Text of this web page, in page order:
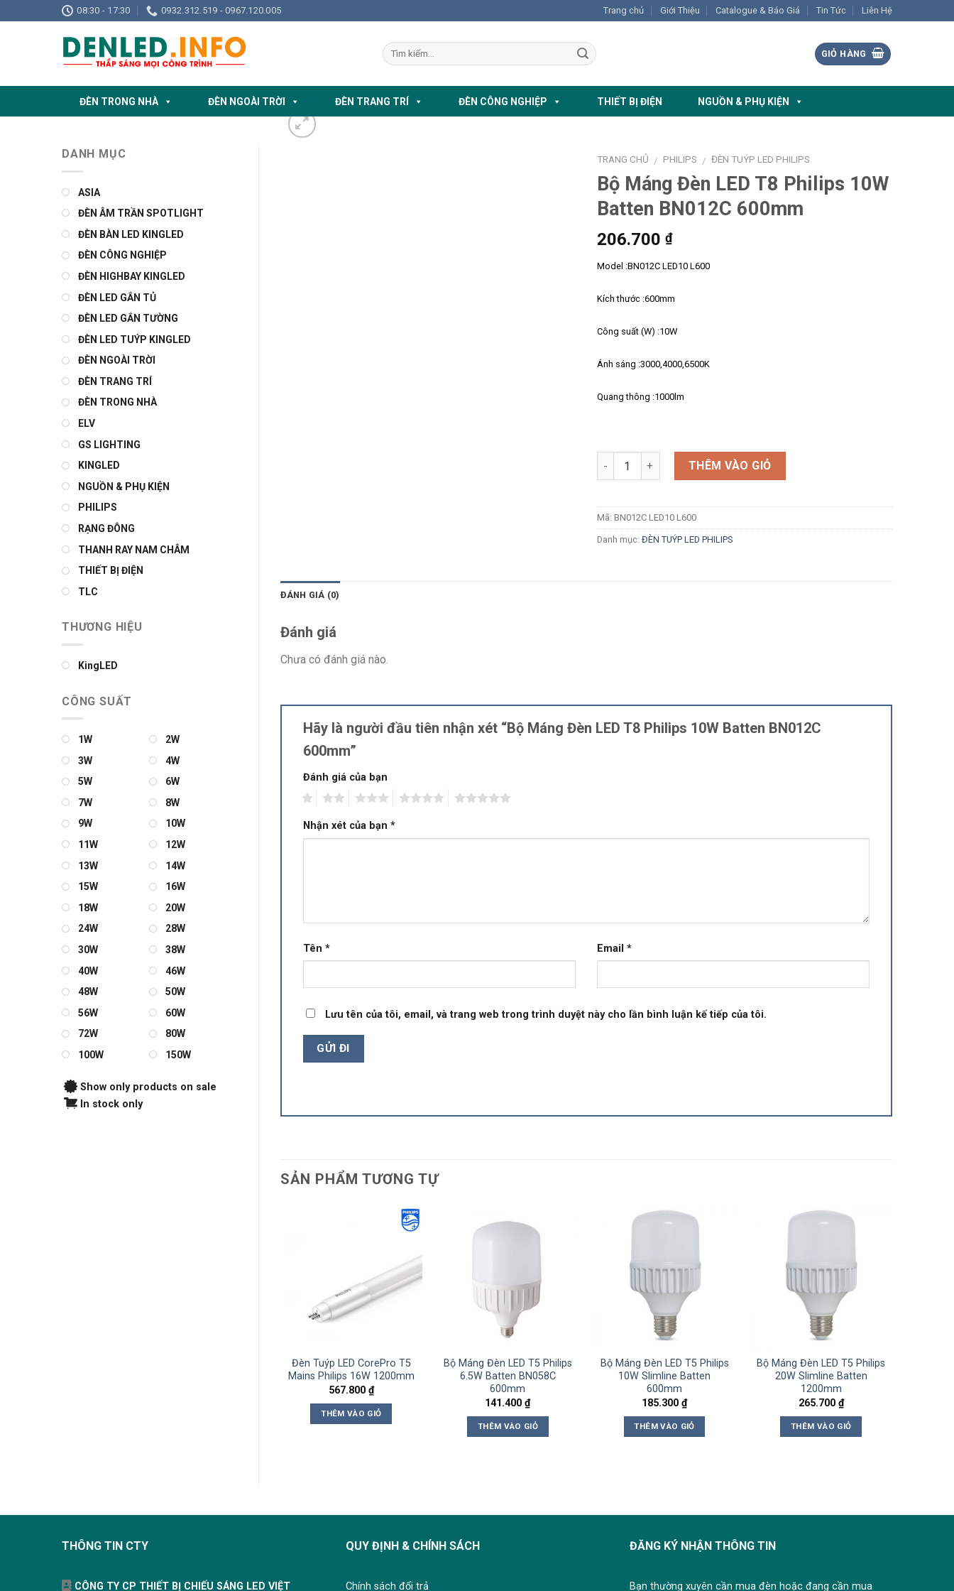
to
08:30 - 17:30 0932.312.519 - 0967.120.005 Trang chủ Giới Thiệu Catalogue & Báo Giá Tin Tức Liên Hệ
GIỎ HÀNG
ĐÈN TRONG NHÀ ĐÈN NGOÀI TRỜI ĐÈN TRANG TRÍ ĐÈN CÔNG NGHIỆP THIẾT BỊ ĐIỆN NGUỒN & PHỤ KIỆN
TRANG CHỦ / PHILIPS / ĐÈN TUÝP LED PHILIPS
Bộ Máng Đèn LED T8 Philips 10W
Batten BN012C 600mm
206.700 ₫
Model :BN012C LED10 L600
Kích thước :600mm
Công suất (W) :10W
Ánh sáng :3000,4000,6500K
Quang thông :1000lm
Số lượng THÊM VÀO GIỎ
Mã: BN012C LED10 L600
Danh mục: ĐÈN TUÝP LED PHILIPS
ĐÁNH GIÁ (0)
Đánh giá
Chưa có đánh giá nào.
Hãy là người đầu tiên nhận xét “Bộ Máng Đèn LED T8 Philips 10W Batten BN012C
600mm”
Đánh giá của bạn
Nhận xét của bạn *
Tên * Email *
Lưu tên của tôi, email, và trang web trong trình duyệt này cho lần bình luận kế tiếp của tôi.
SẢN PHẨM TƯƠNG TỰ
Đèn Tuýp LED CorePro T5
Mains Philips 16W 1200mm
567.800 ₫
THÊM VÀO GIỎ
Bộ Máng Đèn LED T5 Philips
6.5W Batten BN058C
600mm
141.400₫
THÊM VÀO GIỎ
Bộ Máng Đèn LED T5 Philips
10W Slimline Batten
600mm
185.300₫
THÊM VÀO GIỎ
Bộ Máng Đèn LED T5 Philips
20W Slimline Batten
1200mm
265.700 ₫
THÊM VÀO GIỎ
DANH MỤC
ASIA
ĐÈN ÂM TRẦN SPOTLIGHT
ĐÈN BÀN LED KINGLED
ĐÈN CÔNG NGHIỆP
ĐÈN HIGHBAY KINGLED
ĐÈN LED GẮN TỦ
ĐÈN LED GẮN TƯỜNG
ĐÈN LED TUÝP KINGLED
ĐÈN NGOÀI TRỜI
ĐÈN TRANG TRÍ
ĐÈN TRONG NHÀ
ELV
GS LIGHTING
KINGLED
NGUỒN & PHỤ KIỆN
PHILIPS
RẠNG ĐÔNG
THANH RAY NAM CHÂM
THIẾT BỊ ĐIỆN
TLC
THƯƠNG HIỆU
KingLED
CÔNG SUẤT
1W
2W
3W
4W
5W
6W
7W
8W
9W
10W
11W
12W
13W
14W
15W
16W
18W
20W
24W
28W
30W
38W
40W
46W
48W
50W
56W
60W
72W
80W
100W
150W
Show only products on sale
In stock only
THÔNG TIN CTY
CÔNG TY CP THIẾT BỊ CHIẾU SÁNG LED VIỆT
QUY ĐỊNH & CHÍNH SÁCH
Chính sách đổi trả
ĐĂNG KÝ NHẬN THÔNG TIN
Bạn thường xuyên cần mua đèn hoặc đang cần mua